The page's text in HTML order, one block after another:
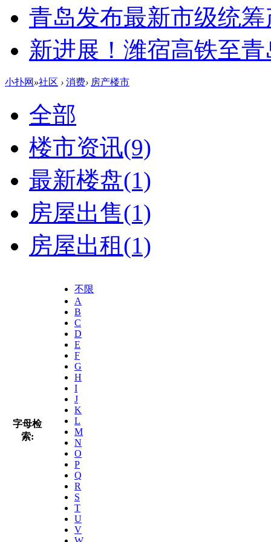
青岛发布最新市级统
新进展！潍宿高铁至
小扑网 »社区 › 消费› 房产楼市
全部
楼市资讯(9)
最新楼盘(1)
房屋出售(1)
房屋出租(1)
字母检
索:
不限
A
B
C
D
E
F
G
H
I
J
K
L
M
N
O
P
Q
R
S
T
U
V